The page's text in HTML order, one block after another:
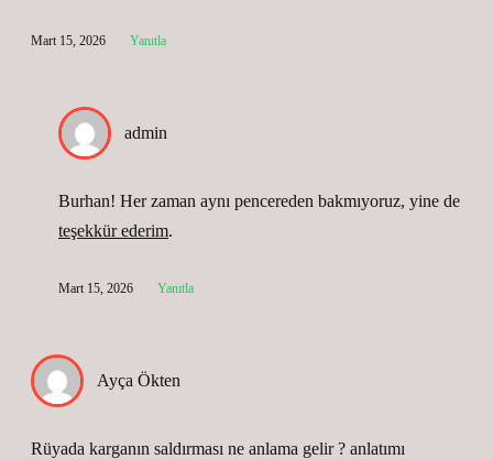
Mart 15, 2026 Yanıtla
admin
Burhan! Her zaman aynı pencereden bakmıyoruz, yine de
teşekkür ederim.
Mart 15, 2026 Yanıtla
Ayça Ökten
Rüyada karganın saldırması ne anlama gelir ? anlatımı